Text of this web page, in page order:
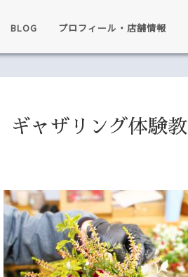
BLOG プロフィール・店舗情報
ギャザリング体験